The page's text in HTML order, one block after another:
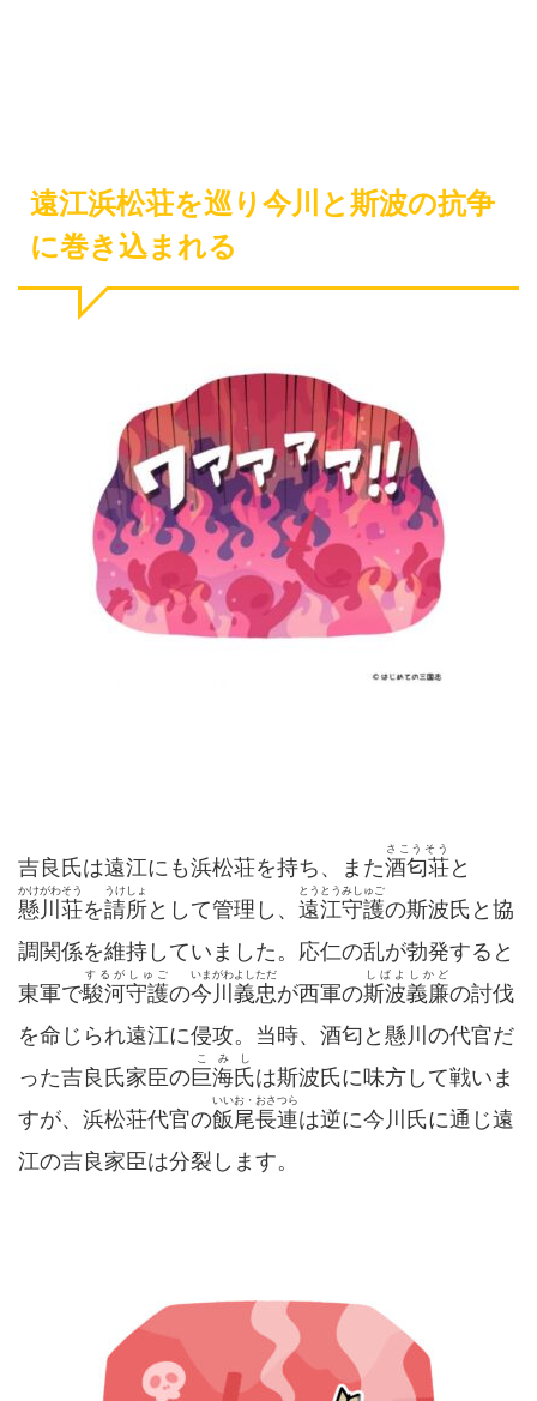
遠江浜松荘を巡り今川と斯波の抗争
に巻き込まれる
吉良氏は遠江にも浜松荘を持ち、また酒匂荘
さこうそう
と
懸川荘
かけがわそう
を請所
うけしょ
として管理し、 遠江守護
とうとうみしゅご
の斯波氏と協
調関係を維持していました。応仁の乱が勃発すると
東軍で駿河守護
するがしゅご
の今川義忠
いまがわよしただ
が西軍の斯波義廉
しばよしかど
の討伐
を命じられ遠江に侵攻。当時、酒匂と懸川の代官だ
った吉良氏家臣の巨海氏
こみし
は斯波氏に味方して戦いま
すが、浜松荘代官の飯尾長連
いいお・おさつら
は逆に今川氏に通じ遠
江の吉良家臣は分裂します。